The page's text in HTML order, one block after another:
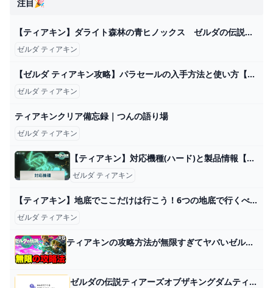
注目🎉
【ティアキン】ダライト森林の青ヒノックス ゼルダの伝説ティアーズ オブ ザ キングダム #ゼルダの伝説 #ティアキン #zelda #shorts - YouTube
ゼルダ ティアキン
【ゼルダ ティアキン攻略】パラセールの入手方法と使い方【ティアーズ オブ ザ キングダム】 ゲーム・エンタメ最新情報のファミ通.com
ゼルダ ティアキン
ティアキンクリア備忘録｜つんの語り場
ゼルダ ティアキン
【ティアキン】対応機種(ハード)と製品情報【ゼルダの伝説ティアーズオブザキングダム】 - 神ゲー攻略
ゼルダ ティアキン
【ティアキン】地底でここだけは行こう！6つの地底で行くべき場所まとめ！【ティアーズオブザキングダム】 - YouTube
ゼルダ ティアキン
ティアキンの攻略方法が無限すぎてヤバいゼルダ実況【ゼルダの伝説ティアーズオブザキングダム】#6 - YouTube
ゼルダの伝説ティアーズオブザキングダムティアキンについて。祠以... - Yahoo!知恵袋